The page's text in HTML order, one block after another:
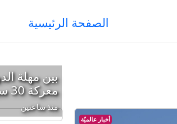
الصفحة الرئيسية
أخبار عالميّة
بين مهلة
معركة 30 سبتمبر بالعراق؟
منذ ساعتين